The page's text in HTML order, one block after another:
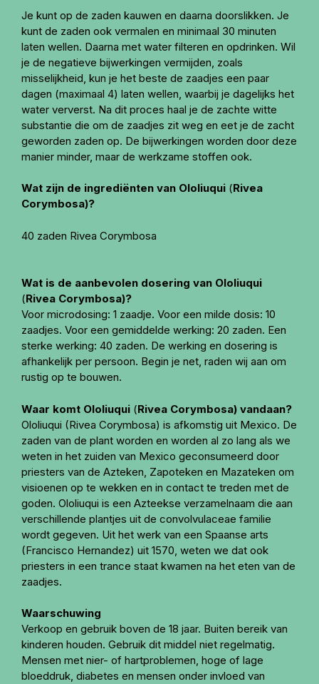
Je kunt op de zaden kauwen en daarna doorslikken. Je
kunt de zaden ook vermalen en minimaal 30 minuten
laten wellen. Daarna met water filteren en opdrinken. Wil
je de negatieve bijwerkingen vermijden, zoals
misselijkheid, kun je het beste de zaadjes een paar
dagen (maximaal 4) laten wellen, waarbij je dagelijks het
water ververst. Na dit proces haal je de zachte witte
substantie die om de zaadjes zit weg en eet je de zacht
geworden zaden op. De bijwerkingen worden door deze
manier minder, maar de werkzame stoffen ook.
Wat zijn de ingrediënten van Ololiuqui (Rivea
Corymbosa)?
40 zaden Rivea Corymbosa
Wat is de aanbevolen dosering van Ololiuqui
(Rivea Corymbosa)?
Voor microdosing: 1 zaadje. Voor een milde dosis: 10
zaadjes. Voor een gemiddelde werking: 20 zaden. Een
sterke werking: 40 zaden. De werking en dosering is
afhankelijk per persoon. Begin je net, raden wij aan om
rustig op te bouwen.
Waar komt Ololiuqui (Rivea Corymbosa) vandaan?
Ololiuqui (Rivea Corymbosa) is afkomstig uit Mexico. De
zaden van de plant worden en worden al zo lang als we
weten in het zuiden van Mexico geconsumeerd door
priesters van de Azteken, Zapoteken en Mazateken om
visioenen op te wekken en in contact te treden met de
goden. Ololiuqui is een Azteekse verzamelnaam die aan
verschillende plantjes uit de convolvulaceae familie
wordt gegeven. Uit het werk van een Spaanse arts
(Francisco Hernandez) uit 1570, weten we dat ook
priesters in een trance staat kwamen na het eten van de
zaadjes.
Waarschuwing
Verkoop en gebruik boven de 18 jaar. Buiten bereik van
kinderen houden. Gebruik dit middel niet regelmatig.
Mensen met nier- of hartproblemen, hoge of lage
bloeddruk, diabetes en mensen onder invloed van